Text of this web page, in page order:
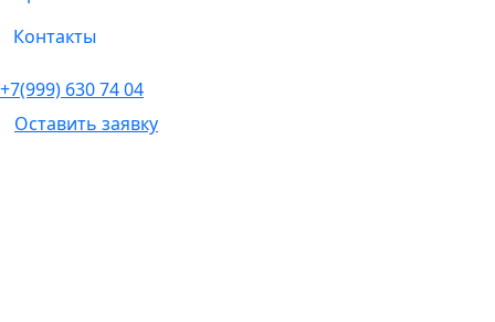
Контакты
+7(999) 630 74 04
Оставить заявку